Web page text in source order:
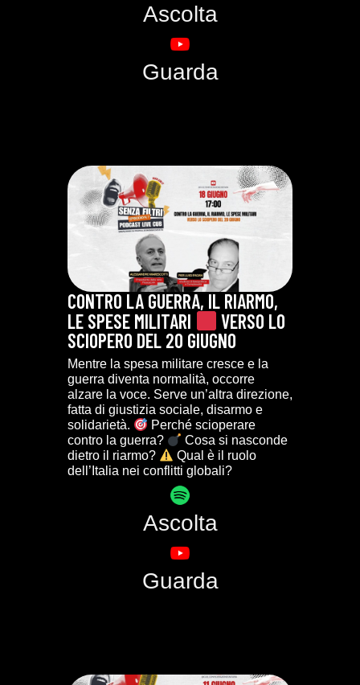
Ascolta
Guarda
CONTRO LA GUERRA, IL RIARMO,
LE SPESE MILITARI
VERSO LO
SCIOPERO DEL 20 GIUGNO
Mentre la spesa militare cresce e la
guerra diventa normalità, occorre
alzare la voce. Serve un’altra direzione,
fatta di giustizia sociale, disarmo e
solidarietà.
Perché scioperare
contro la guerra?
Cosa si nasconde
dietro il riarmo?
Qual è il ruolo
dell’Italia nei conflitti globali?
Ascolta
Guarda